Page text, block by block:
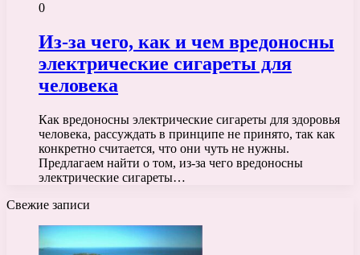
0
Из-за чего, как и чем вредоносны
электрические сигареты для
человека
Как вредоносны электрические сигареты для здоровья
человека, рассуждать в принципе не принято, так как
конкретно считается, что они чуть не нужны.
Предлагаем найти о том, из-за чего вредоносны
электрические сигареты…
Свежие записи